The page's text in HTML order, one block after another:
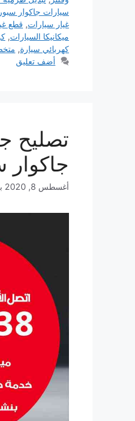
سيارات جاكوار
غيار سيارات, قطع
ميكانيكا السيارات,
كهربائي سيارة,
أضف تعليق
أغسطس 8, 2020